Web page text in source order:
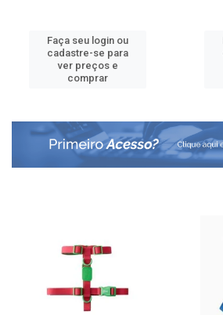
Faça seu login ou
cadastre-se para
ver preços e
comprar